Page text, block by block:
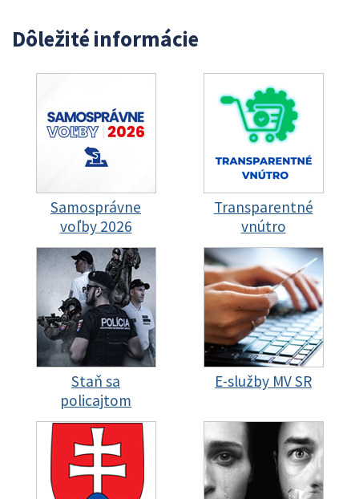
Dôležité informácie
Samosprávne
voľby 2026
Transparentné
vnútro
Staň sa
policajtom
E-služby MV SR